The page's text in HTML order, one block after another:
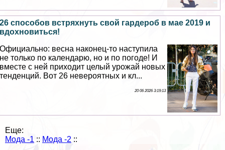
26 способов встряхнуть свой гардероб в мае 2019 и
вдохновиться!
Официально: весна наконец-то наступила
не только по календарю, но и по погоде! И
вместе с ней приходит целый урожай новых
тенденций. Вот 26 невероятных и кл...
20 06 2026 3:19:13
Еще:
Мода -1 :: Мода -2 ::